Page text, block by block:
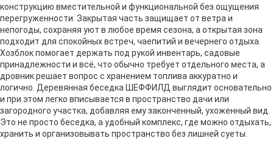
конструкцию вместительной и функциональной без ощущения
перегруженности. Закрытая часть защищает от ветра и
непогоды, сохраняя уют в любое время сезона, а открытая зона
подходит для спокойных встреч, чаепитий и вечернего отдыха.
Хозблок помогает держать под рукой инвентарь, садовые
принадлежности и всё, что обычно требует отдельного места, а
дровник решает вопрос с хранением топлива аккуратно и
логично. Деревянная беседка ШЕФФИЛД выглядит основательно
и при этом легко вписывается в пространство дачи или
загородного участка, добавляя ему законченный, ухоженный вид.
Это не просто беседка, а удобный комплекс, где можно отдыхать,
хранить и организовывать пространство без лишней суеты.